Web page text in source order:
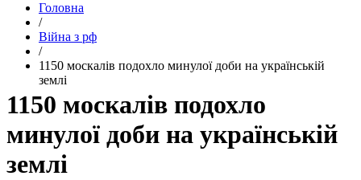
Головна
/
Війна з рф
/
​1150 москалів подохло минулої доби на українській
землі
​1150 москалів подохло
минулої доби на українській
землі